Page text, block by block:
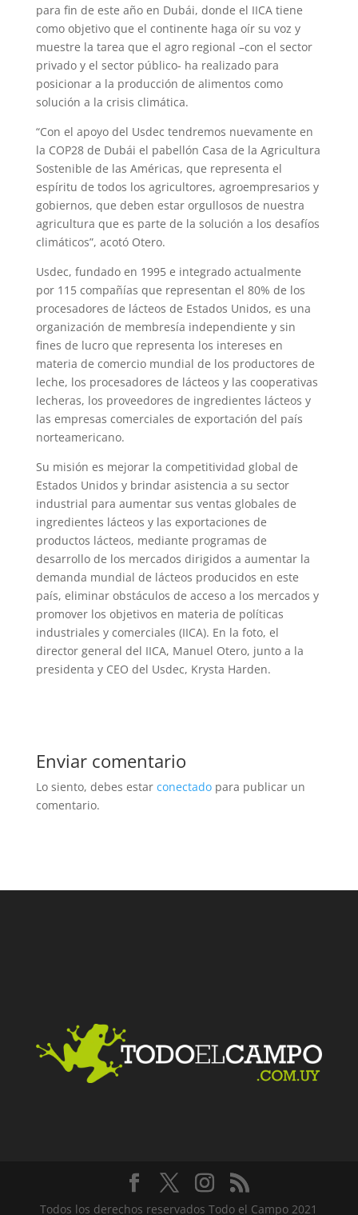
para fin de este año en Dubái, donde el IICA tiene
como objetivo que el continente haga oír su voz y
muestre la tarea que el agro regional –con el sector
privado y el sector público- ha realizado para
posicionar a la producción de alimentos como
solución a la crisis climática.
“Con el apoyo del Usdec tendremos nuevamente en
la COP28 de Dubái el pabellón Casa de la Agricultura
Sostenible de las Américas, que representa el
espíritu de todos los agricultores, agroempresarios y
gobiernos, que deben estar orgullosos de nuestra
agricultura que es parte de la solución a los desafíos
climáticos”, acotó Otero.
Usdec, fundado en 1995 e integrado actualmente
por 115 compañías que representan el 80% de los
procesadores de lácteos de Estados Unidos, es una
organización de membresía independiente y sin
fines de lucro que representa los intereses en
materia de comercio mundial de los productores de
leche, los procesadores de lácteos y las cooperativas
lecheras, los proveedores de ingredientes lácteos y
las empresas comerciales de exportación del país
norteamericano.
Su misión es mejorar la competitividad global de
Estados Unidos y brindar asistencia a su sector
industrial para aumentar sus ventas globales de
ingredientes lácteos y las exportaciones de
productos lácteos, mediante programas de
desarrollo de los mercados dirigidos a aumentar la
demanda mundial de lácteos producidos en este
país, eliminar obstáculos de acceso a los mercados y
promover los objetivos en materia de políticas
industriales y comerciales (IICA). En la foto, el
director general del IICA, Manuel Otero, junto a la
presidenta y CEO del Usdec, Krysta Harden.
Enviar comentario
Lo siento, debes estar conectadopara publicar un
comentario.
Todos los derechos reservados Todo el Campo 2021
Facebook